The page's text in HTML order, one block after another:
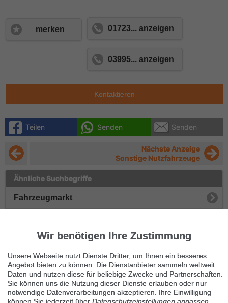
merken 01723... anzeigen
03995... anzeigen
Kontaktieren
Teilen Senden Senden
Nächste Anzeige
Sonstige Nutzfahrzeuge
Ähnliche Suchbegriffe
Fahrzeugmarkt
Traktoren
Anhänger
Kipper
Wir benötigen Ihre Zustimmung
Unsere Webseite nutzt Dienste Dritter, um Ihnen ein besseres
Angebot bieten zu können. Die Dienstanbieter sammeln weltweit
Daten und nutzen diese für beliebige Zwecke und Partnerschaften.
Sie können uns die Nutzung dieser Dienste erlauben oder nur
notwendige Datenverarbeitungen akzeptieren. Ihre Einwilligung